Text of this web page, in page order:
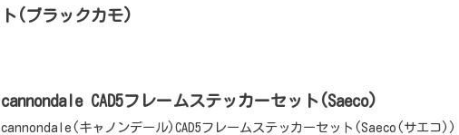
ト(ブラックカモ)
cannondale CAD5フレームステッカーセット(Saeco)
cannondale(キャノンデール)CAD5フレームステッカーセット(Saeco(サエコ))